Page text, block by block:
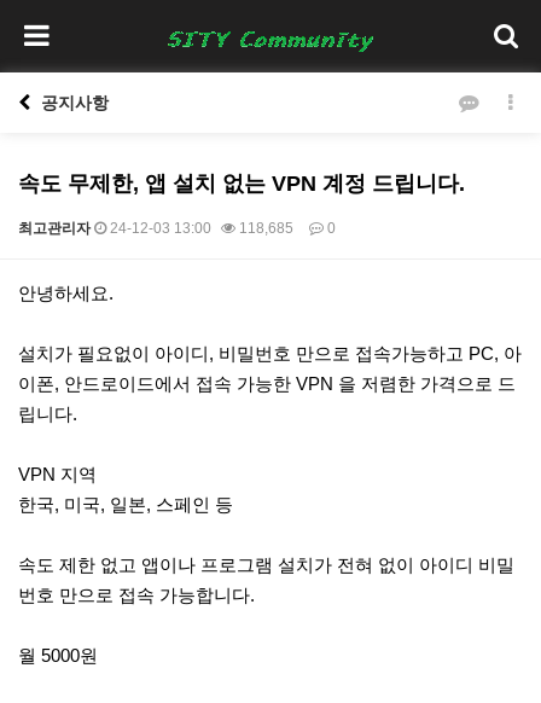
공지사항
속도 무제한, 앱 설치 없는 VPN 계정 드립니다.
최고관리자 24-12-03 13:00 118,685 0
본문
안녕하세요.
설치가 필요없이 아이디, 비밀번호 만으로 접속가능하고 PC, 아
이폰, 안드로이드에서 접속 가능한 VPN 을 저렴한 가격으로 드
립니다.
VPN 지역
한국, 미국, 일본, 스페인 등
속도 제한 없고 앱이나 프로그램 설치가 전혀 없이 아이디 비밀
번호 만으로 접속 가능합니다.
월 5000원